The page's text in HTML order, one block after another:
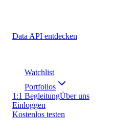
Data API entdecken
Watchlist
Portfolios
1:1 BegleitungÜber uns
Einloggen
Kostenlos testen